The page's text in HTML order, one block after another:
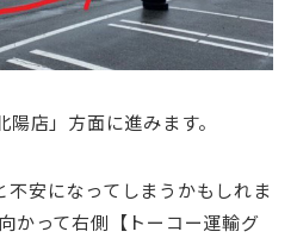
店」方面に進みます。
不安になってしまうかもしれま
かって右側【トーコー運輸グ